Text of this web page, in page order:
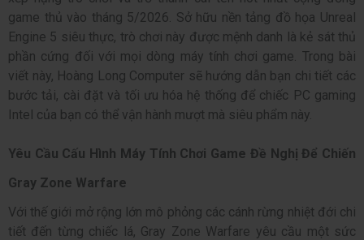
game thủ vào tháng 5/2026. Sở hữu nền tảng đồ họa Unreal
Engine 5 siêu thực, trò chơi này được mệnh danh là kẻ sát thủ
phần cứng đối với mọi dòng máy tính chơi game. Trong bài
viết này, Hoàng Long Computer sẽ hướng dẫn bạn chi tiết các
bước tải, cài đặt và tối ưu hóa hệ thống để chiếc PC gaming
Intel của bạn có thể vận hành mượt mà siêu phẩm này.
Yêu Cầu Cấu Hình Máy Tính Chơi Game Đề Nghị Để Chiến
Gray Zone Warfare
Với thế giới mở rộng lớn mô phỏng các cánh rừng nhiệt đới chi
tiết đến từng chiếc lá, Gray Zone Warfare yêu cầu một sức